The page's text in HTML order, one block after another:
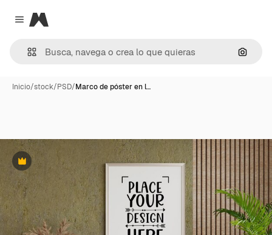
Close menu
Magnific
Inicio/stock/PSD/Marco de póster en l…
Premium